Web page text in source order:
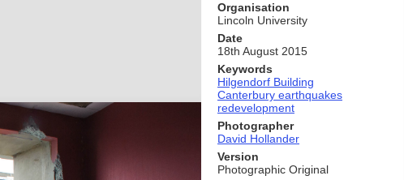
Organisation
Lincoln University
Date
18th August 2015
Keywords
Hilgendorf Building
Canterbury earthquakes
redevelopment
Photographer
David Hollander
Version
Photographic Original